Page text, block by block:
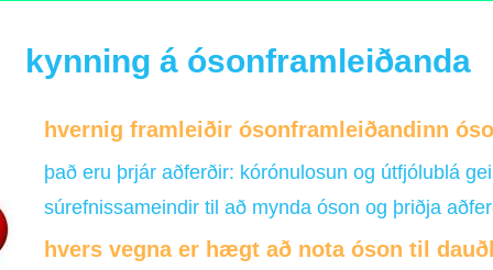
kynning á ósonframleiðanda
hvernig framleiðir ósonframleiðandinn
það eru þrjár aðferðir: kórónulosun og útfjólublá
súrefnissameindir til að mynda óson og þriðja
hvers vegna er hægt að nota óson til